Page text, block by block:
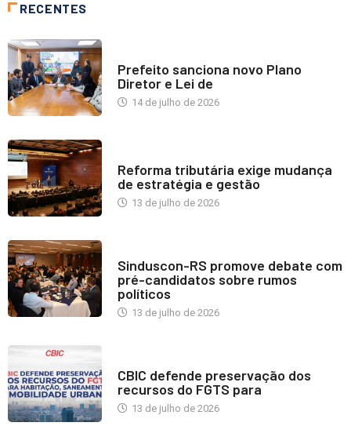
RECENTES
Prefeito sanciona novo Plano
Diretor e Lei de
14 de julho de 2026
Reforma tributária exige mudança
de estratégia e gestão
13 de julho de 2026
Sinduscon-RS promove debate com
pré-candidatos sobre rumos
políticos
13 de julho de 2026
CBIC defende preservação dos
recursos do FGTS para
13 de julho de 2026